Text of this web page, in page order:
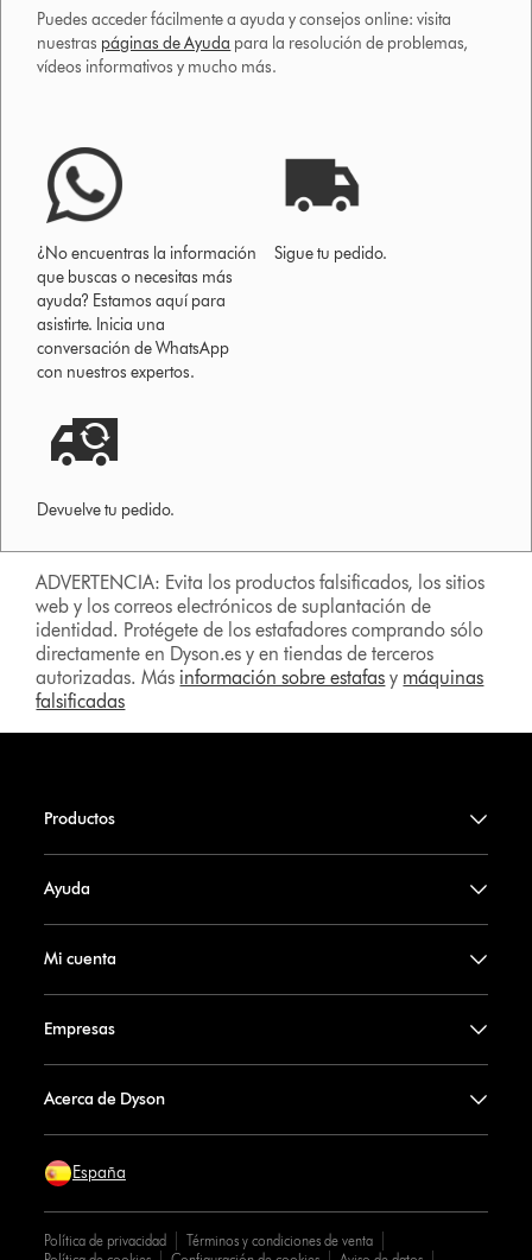
Puedes acceder fácilmente a ayuda y consejos online: visita
nuestras páginas de Ayuda para la resolución de problemas,
vídeos informativos y mucho más.
¿No encuentras la información
que buscas o necesitas más
ayuda? Estamos aquí para
asistirte. Inicia una
conversación de WhatsApp
con nuestros expertos.
Sigue tu pedido.
Devuelve tu pedido.
ADVERTENCIA: Evita los productos falsificados, los sitios
web y los correos electrónicos de suplantación de
identidad. Protégete de los estafadores comprando sólo
directamente en Dyson.es y en tiendas de terceros
autorizadas. Más información sobre estafas y máquinas
falsificadas
Productos
Ayuda
Mi cuenta
Empresas
Acerca de Dyson
España
Política de privacidad
Términos y condiciones de venta